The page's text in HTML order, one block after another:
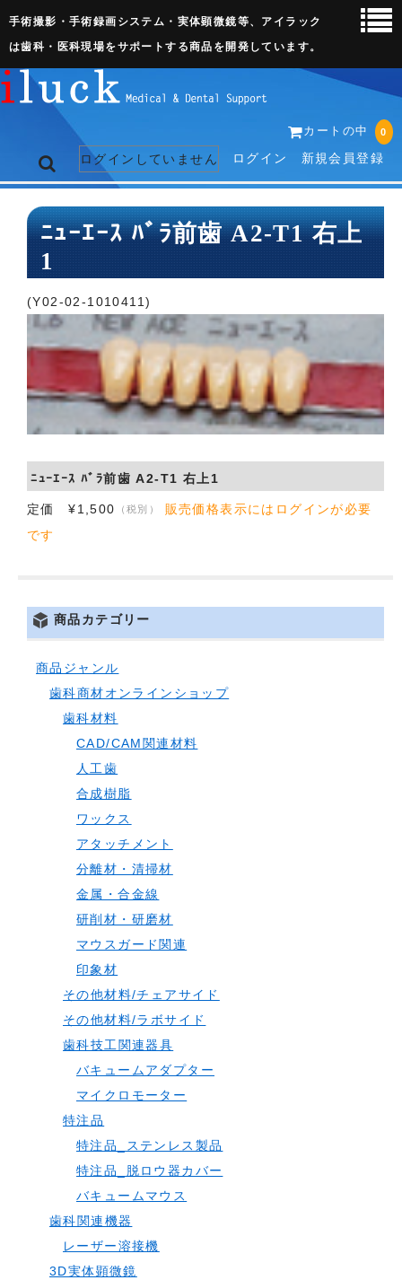
手術撮影・手術録画システム・実体顕微鏡等、アイラック
は歯科・医科現場をサポートする商品を開発しています。
カートの中 0
ログインしていません ログイン 新規会員登録
トップページ
ネット販売ページ
歯科関連機器
術野撮影キット
3D実体顕微鏡
会社概要
お問い合わせ
ﾆｭｰｴｰｽ ﾊﾞﾗ前歯 A2-T1 右上
1
(Y02-02-1010411)
ﾆｭｰｴｰｽ ﾊﾞﾗ前歯 A2-T1 右上1
定価 ¥1,500 （税別）
販売価格表示にはログインが必要
です
商品カテゴリー
商品ジャンル
歯科商材オンラインショップ
歯科材料
CAD/CAM関連材料
人工歯
合成樹脂
ワックス
アタッチメント
分離材・清掃材
金属・合金線
研削材・研磨材
マウスガード関連
印象材
その他材料/チェアサイド
その他材料/ラボサイド
歯科技工関連器具
バキュームアダプター
マイクロモーター
特注品
特注品_ステンレス製品
特注品_脱ロウ器カバー
バキュームマウス
歯科関連機器
レーザー溶接機
3D実体顕微鏡